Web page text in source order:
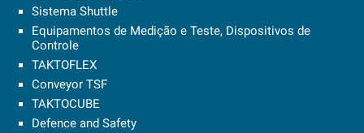
Sistema Shuttle
Equipamentos de Medição e Teste, Dispositivos de
Controle
TAKTOFLEX
Conveyor TSF
TAKTOCUBE
Defence and Safety